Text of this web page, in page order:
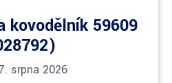
kovodělník 59609
srpna 2026